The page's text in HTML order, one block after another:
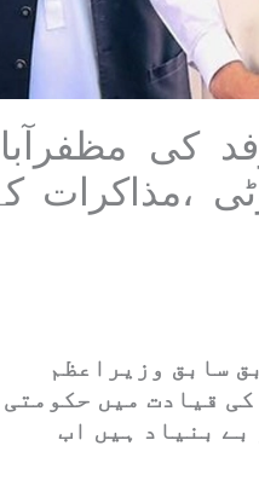
کی
،مذاکرات
سابق وزیراعظم
قیادت میں حکومتی
بنیاد ہیں اب